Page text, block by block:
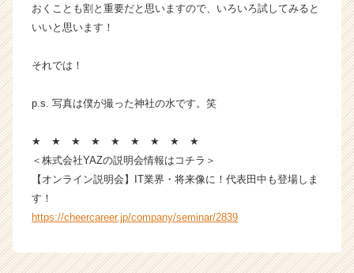
おくことも割と重要だと思いますので、いろいろ試してみると
いいと思います！
それでは！
p.s. 写真は僕が撮った神社の水です。笑
★ ★ ★ ★ ★ ★ ★ ★ ★
＜株式会社YAZの説明会情報はコチラ＞
【オンライン説明会】IT業界・将来像に！代表田中も登場しま
す！
https://cheercareer.jp/company/seminar/2839